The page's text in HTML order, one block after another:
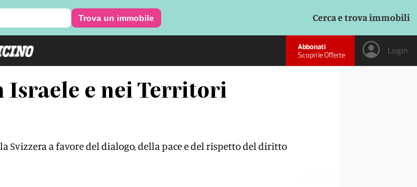
Trova un immobile Cerca e trova immobili
Abbonati
Scopri le Offerte
Login
Israele e nei Territori
Svizzera a favore del dialogo, della pace e del rispetto del diritto